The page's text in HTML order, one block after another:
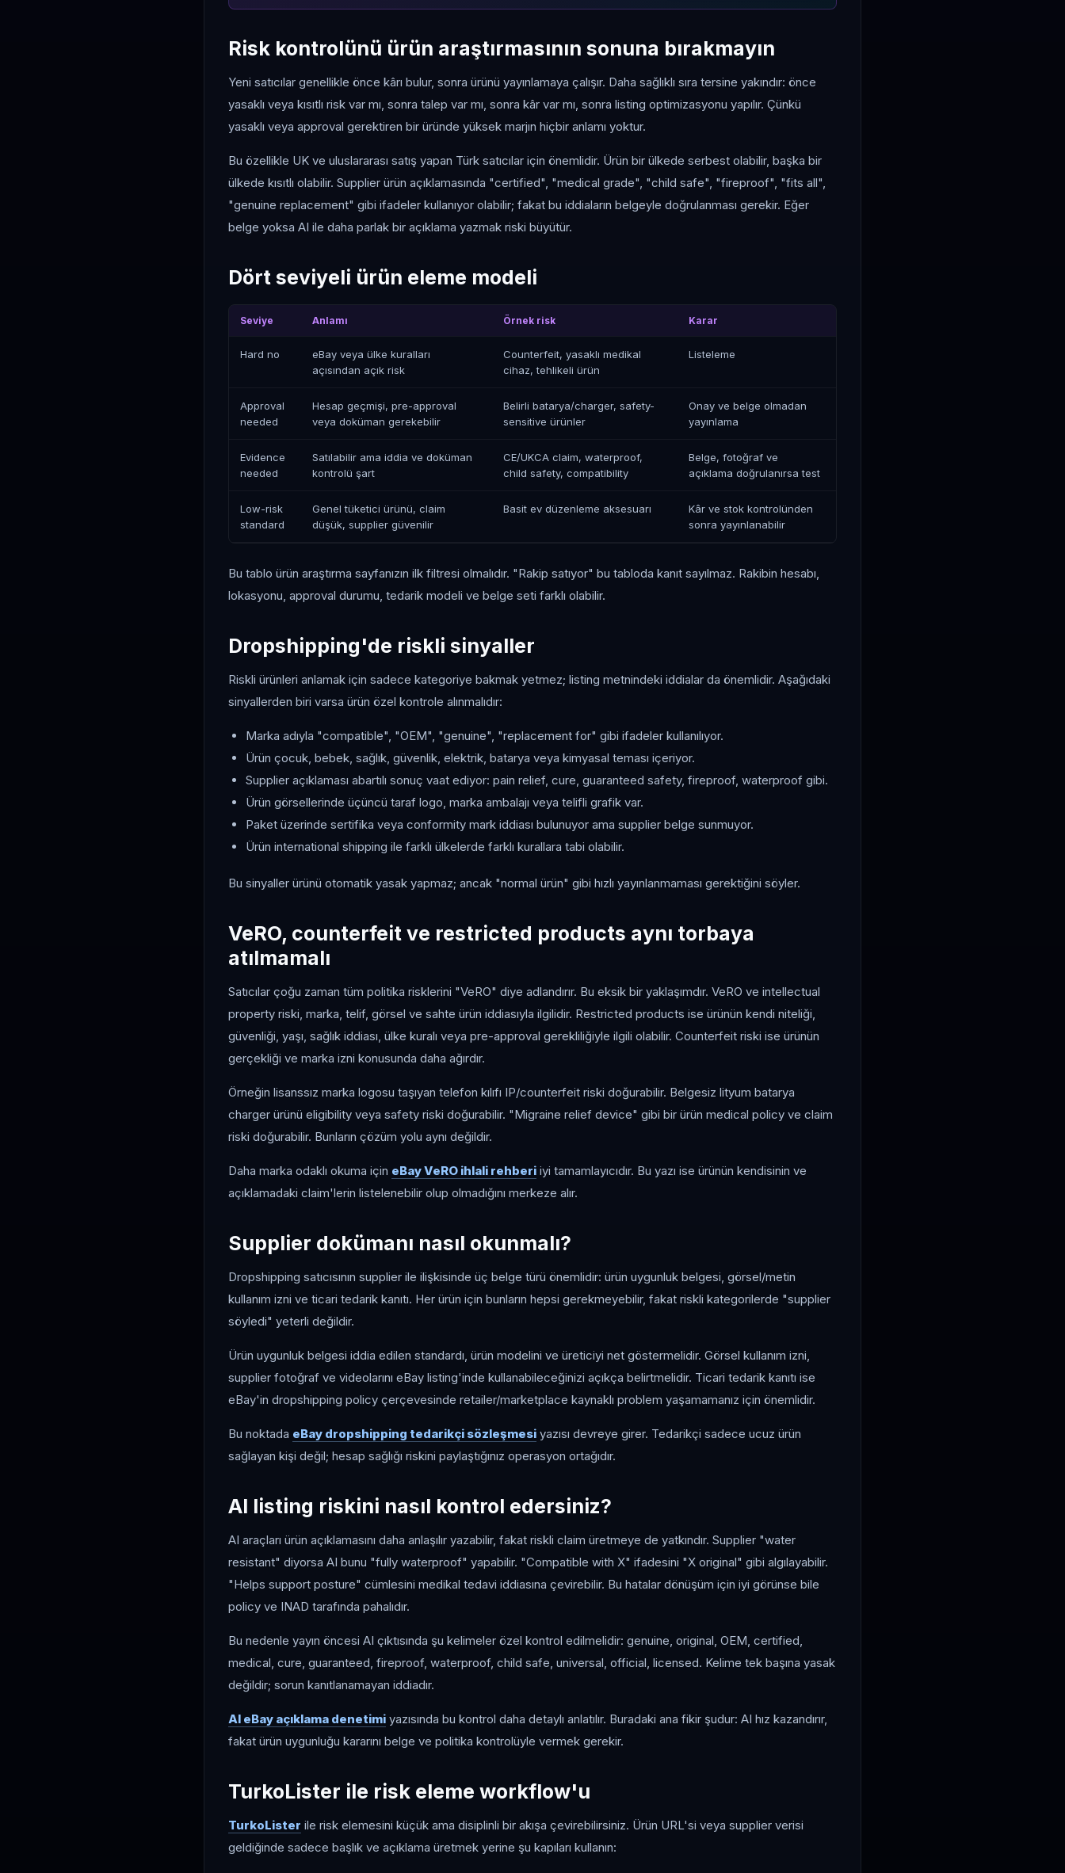
Risk kontrolünü ürün araştırmasının sonuna bırakmayın
Yeni satıcılar genellikle önce kârı bulur, sonra ürünü yayınlamaya çalışır. Daha sağlıklı sıra tersine yakındır: önce
yasaklı veya kısıtlı risk var mı, sonra talep var mı, sonra kâr var mı, sonra listing optimizasyonu yapılır. Çünkü
yasaklı veya approval gerektiren bir üründe yüksek marjın hiçbir anlamı yoktur.
Bu özellikle UK ve uluslararası satış yapan Türk satıcılar için önemlidir. Ürün bir ülkede serbest olabilir, başka bir
ülkede kısıtlı olabilir. Supplier ürün açıklamasında "certified", "medical grade", "child safe", "fireproof", "fits all",
"genuine replacement" gibi ifadeler kullanıyor olabilir; fakat bu iddiaların belgeyle doğrulanması gerekir. Eğer
belge yoksa AI ile daha parlak bir açıklama yazmak riski büyütür.
Dört seviyeli ürün eleme modeli
Seviye Anlamı Örnek risk Karar
Hard no
eBay veya ülke kuralları
açısından açık risk
Counterfeit, yasaklı medikal
cihaz, tehlikeli ürün
Listeleme
Approval
needed
Hesap geçmişi, pre-approval
veya doküman gerekebilir
Belirli batarya/charger, safety-
sensitive ürünler
Onay ve belge olmadan
yayınlama
Evidence
needed
Satılabilir ama iddia ve doküman
kontrolü şart
CE/UKCA claim, waterproof,
child safety, compatibility
Belge, fotoğraf ve
açıklama doğrulanırsa test
Low-risk
standard
Genel tüketici ürünü, claim
düşük, supplier güvenilir
Basit ev düzenleme aksesuarı
Kâr ve stok kontrolünden
sonra yayınlanabilir
Bu tablo ürün araştırma sayfanızın ilk filtresi olmalıdır. "Rakip satıyor" bu tabloda kanıt sayılmaz. Rakibin hesabı,
lokasyonu, approval durumu, tedarik modeli ve belge seti farklı olabilir.
Dropshipping'de riskli sinyaller
Riskli ürünleri anlamak için sadece kategoriye bakmak yetmez; listing metnindeki iddialar da önemlidir. Aşağıdaki
sinyallerden biri varsa ürün özel kontrole alınmalıdır:
Marka adıyla "compatible", "OEM", "genuine", "replacement for" gibi ifadeler kullanılıyor.
Ürün çocuk, bebek, sağlık, güvenlik, elektrik, batarya veya kimyasal teması içeriyor.
Supplier açıklaması abartılı sonuç vaat ediyor: pain relief, cure, guaranteed safety, fireproof, waterproof gibi.
Ürün görsellerinde üçüncü taraf logo, marka ambalajı veya telifli grafik var.
Paket üzerinde sertifika veya conformity mark iddiası bulunuyor ama supplier belge sunmuyor.
Ürün international shipping ile farklı ülkelerde farklı kurallara tabi olabilir.
Bu sinyaller ürünü otomatik yasak yapmaz; ancak "normal ürün" gibi hızlı yayınlanmaması gerektiğini söyler.
VeRO, counterfeit ve restricted products aynı torbaya
atılmamalı
Satıcılar çoğu zaman tüm politika risklerini "VeRO" diye adlandırır. Bu eksik bir yaklaşımdır. VeRO ve intellectual
property riski, marka, telif, görsel ve sahte ürün iddiasıyla ilgilidir. Restricted products ise ürünün kendi niteliği,
güvenliği, yaşı, sağlık iddiası, ülke kuralı veya pre-approval gerekliliğiyle ilgili olabilir. Counterfeit riski ise ürünün
gerçekliği ve marka izni konusunda daha ağırdır.
Örneğin lisanssız marka logosu taşıyan telefon kılıfı IP/counterfeit riski doğurabilir. Belgesiz lityum batarya
charger ürünü eligibility veya safety riski doğurabilir. "Migraine relief device" gibi bir ürün medical policy ve claim
riski doğurabilir. Bunların çözüm yolu aynı değildir.
Daha marka odaklı okuma için eBay VeRO ihlali rehberi iyi tamamlayıcıdır. Bu yazı ise ürünün kendisinin ve
açıklamadaki claim'lerin listelenebilir olup olmadığını merkeze alır.
Supplier dokümanı nasıl okunmalı?
Dropshipping satıcısının supplier ile ilişkisinde üç belge türü önemlidir: ürün uygunluk belgesi, görsel/metin
kullanım izni ve ticari tedarik kanıtı. Her ürün için bunların hepsi gerekmeyebilir, fakat riskli kategorilerde "supplier
söyledi" yeterli değildir.
Ürün uygunluk belgesi iddia edilen standardı, ürün modelini ve üreticiyi net göstermelidir. Görsel kullanım izni,
supplier fotoğraf ve videolarını eBay listing'inde kullanabileceğinizi açıkça belirtmelidir. Ticari tedarik kanıtı ise
eBay'in dropshipping policy çerçevesinde retailer/marketplace kaynaklı problem yaşamamanız için önemlidir.
Bu noktada eBay dropshipping tedarikçi sözleşmesi yazısı devreye girer. Tedarikçi sadece ucuz ürün
sağlayan kişi değil; hesap sağlığı riskini paylaştığınız operasyon ortağıdır.
AI listing riskini nasıl kontrol edersiniz?
AI araçları ürün açıklamasını daha anlaşılır yazabilir, fakat riskli claim üretmeye de yatkındır. Supplier "water
resistant" diyorsa AI bunu "fully waterproof" yapabilir. "Compatible with X" ifadesini "X original" gibi algılayabilir.
"Helps support posture" cümlesini medikal tedavi iddiasına çevirebilir. Bu hatalar dönüşüm için iyi görünse bile
policy ve INAD tarafında pahalıdır.
Bu nedenle yayın öncesi AI çıktısında şu kelimeler özel kontrol edilmelidir: genuine, original, OEM, certified,
medical, cure, guaranteed, fireproof, waterproof, child safe, universal, official, licensed. Kelime tek başına yasak
değildir; sorun kanıtlanamayan iddiadır.
AI eBay açıklama denetimi yazısında bu kontrol daha detaylı anlatılır. Buradaki ana fikir şudur: AI hız kazandırır,
fakat ürün uygunluğu kararını belge ve politika kontrolüyle vermek gerekir.
TurkoLister ile risk eleme workflow'u
TurkoLister ile risk elemesini küçük ama disiplinli bir akışa çevirebilirsiniz. Ürün URL'si veya supplier verisi
geldiğinde sadece başlık ve açıklama üretmek yerine şu kapıları kullanın: